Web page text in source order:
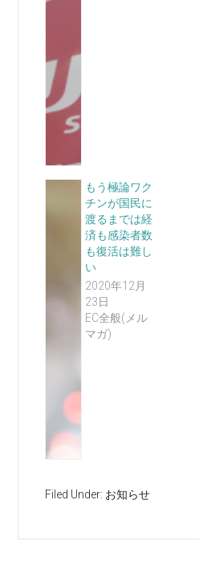
もう極論ワク
チンが国民に
渡るまでは経
済も感染者数
も復活は難し
い
2020年12月
23日
EC全般(メル
マガ)
Filed Under: お知らせ